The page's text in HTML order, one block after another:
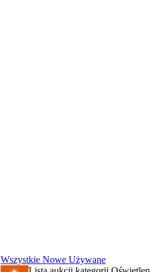
Wszystkie Nowe Używane